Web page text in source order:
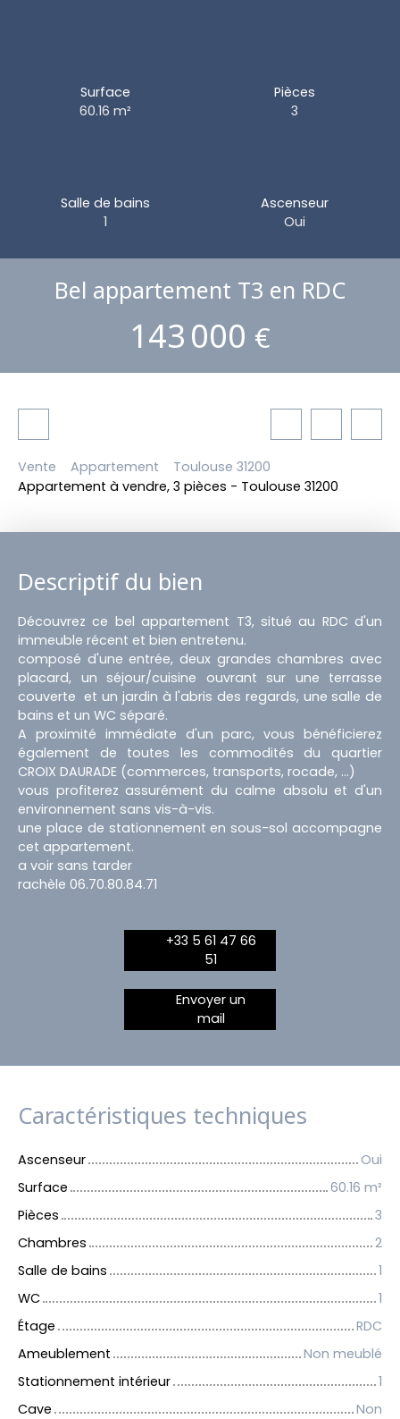
Surface
60.16m²
Pièces
3
Salle de bains
1
Ascenseur
Oui
Bel appartement T3 en RDC
143 000 €
Vente Appartement
Toulouse 31200
Appartement à vendre, 3 pièces - Toulouse 31200
Descriptif du bien
Découvrez ce bel appartement T3, situé au RDC d'un
immeuble récent et bien entretenu.
composé d'une entrée, deux grandes chambres avec
placard, un séjour/cuisine ouvrant sur une terrasse
couverte et un jardin à l'abris des regards, une salle de
bains et un WC séparé.
A proximité immédiate d'un parc, vous bénéficierez
également de toutes les commodités du quartier
CROIX DAURADE (commerces, transports, rocade, ...)
vous profiterez assurément du calme absolu et d'un
environnement sans vis-à-vis.
une place de stationnement en sous-sol accompagne
cet appartement.
a voir sans tarder
rachèle 06.70.80.84.71
+33 5 61 47 66
51
Envoyer un
mail
Caractéristiques techniques
Ascenseur
Oui
Surface
60.16 m²
Pièces
3
Chambres
2
Salle de bains
1
WC
1
Étage
RDC
Ameublement
Non meublé
Stationnement intérieur
1
Cave
Non